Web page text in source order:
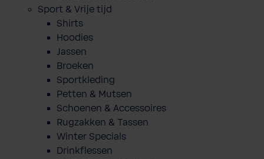
Sport & Vrije tijd
Shirts
Hoodies
Jassen
Broeken
Sportkleding
Petten & Mutsen
Schoenen & Accessoires
Rugzakken & Tassen
Winter Specials
Drinkflessen